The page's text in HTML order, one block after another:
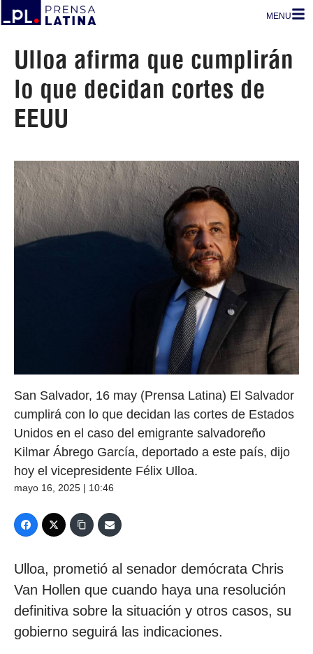
MENU
Ulloa afirma que cumplirán
lo que decidan cortes de
EEUU
San Salvador, 16 may (Prensa Latina) El Salvador
cumplirá con lo que decidan las cortes de Estados
Unidos en el caso del emigrante salvadoreño
Kilmar Ábrego García, deportado a este país, dijo
hoy el vicepresidente Félix Ulloa.
mayo 16, 2025 | 10:46
Ulloa, prometió al senador demócrata Chris
Van Hollen que cuando haya una resolución
definitiva sobre la situación y otros casos, su
gobierno seguirá las indicaciones.